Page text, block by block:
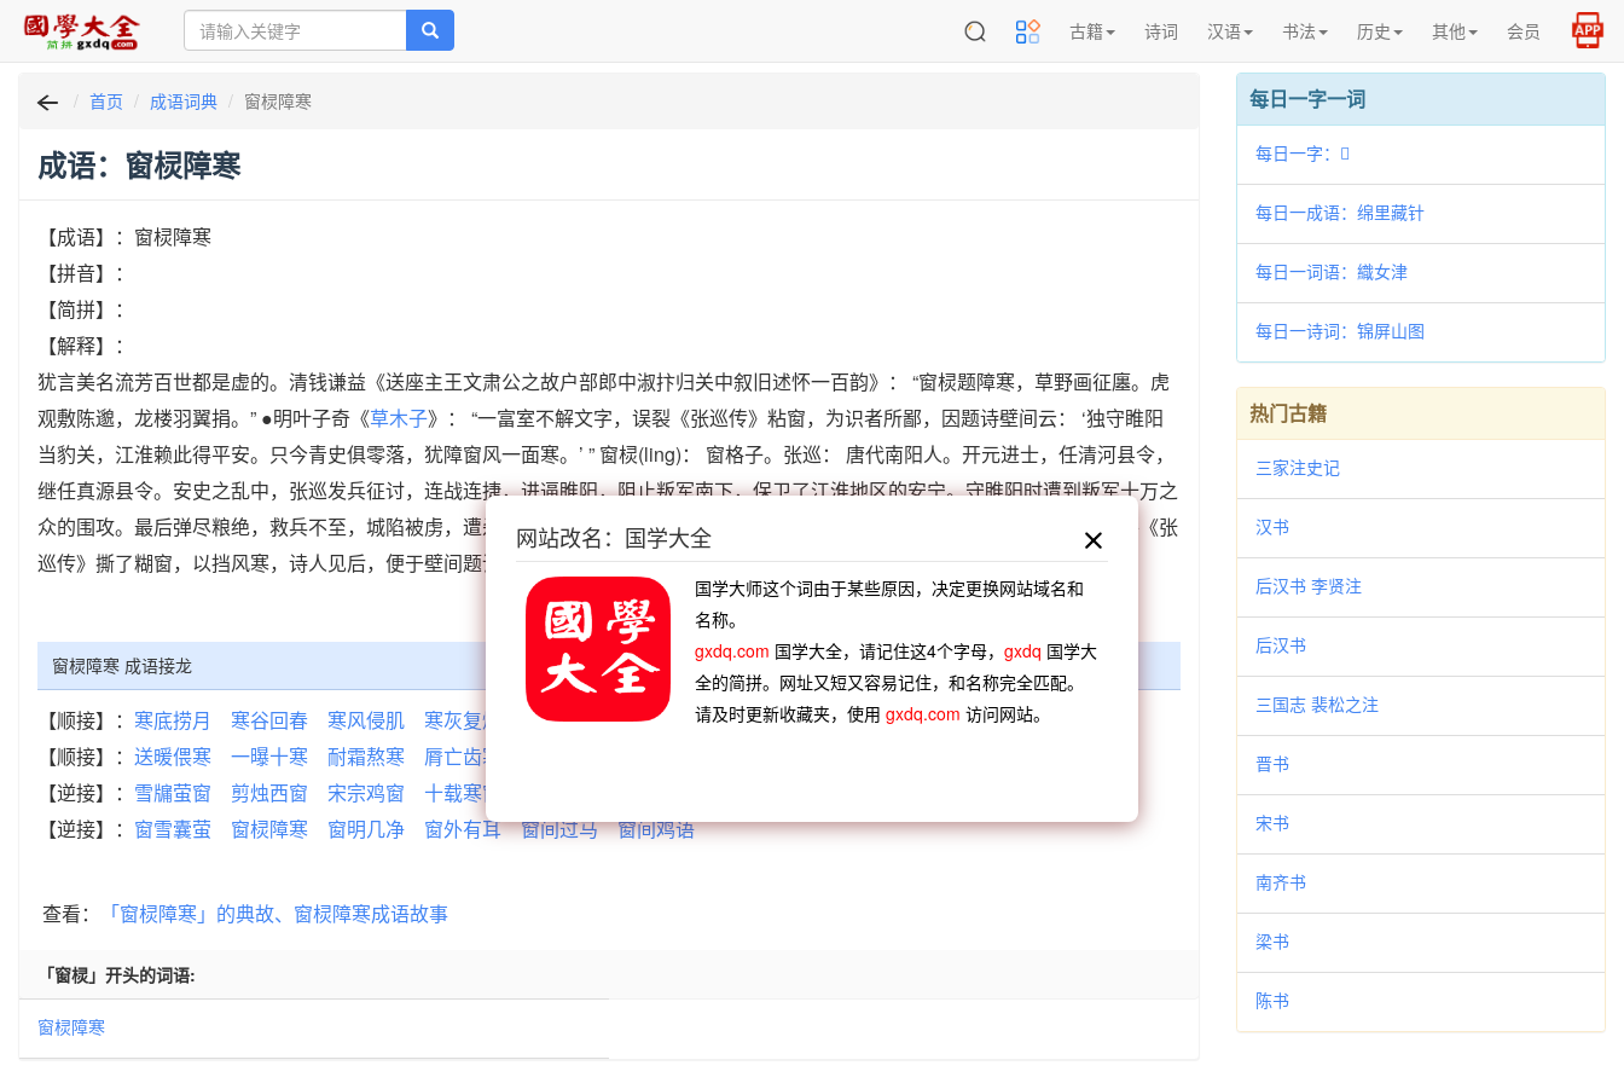
古籍 诗词 汉语 书法 历史 其他 会员
首页 成语词典 窗棂障寒
成语：窗棂障寒
【成语】：窗棂障寒
【拼音】：
【简拼】：
【解释】：
犹言美名流芳百世都是虚的。清钱谦益《送座主王文肃公之故户部郎中淑抃归关中叙旧述怀一百韵》： “窗棂题障寒，草野画征廛。虎
观敷陈邈，龙楼羽翼捐。” ●明叶子奇《草木子》： “一富室不解文字，误裂《张巡传》粘窗，为识者所鄙，因题诗壁间云： ‘独守睢阳
当豹关，江淮赖此得平安。只今青史俱零落，犹障窗风一面寒。’ ” 窗棂(ling)： 窗格子。张巡： 唐代南阳人。开元进士，任清河县令，
继任真源县令。安史之乱中，张巡发兵征讨，连战连捷，进逼睢阳，阻止叛军南下，保卫了江淮地区的安宁。守睢阳时遭到叛军十万之
众的围攻。最后弹尽粮绝，救兵不至，城陷被虏，遭杀。平定叛乱后，追封扬州大都督。唐代张巡声震一世，名载史册，后有人将《张
巡传》撕了糊窗，以挡风寒，诗人见后，便于壁间题诗，感叹张巡已被人们所淡忘。
窗棂障寒 成语接龙
【顺接】： 寒底捞月 寒谷回春 寒风侵肌 寒灰复燃 寒泉之思 寒鸱吓雏 寒心消志
寒蝉效应
【顺接】： 送暖偎寒 一曝十寒 耐霜熬寒 脣亡齿寒
【逆接】： 雪牖萤窗 剪烛西窗 宋宗鸡窗 十载寒窗
【逆接】： 窗雪囊萤 窗棂障寒 窗明几净 窗外有耳 窗间过马 窗间鸡语
查看： 「窗棂障寒」的典故、窗棂障寒成语故事
「窗棂」开头的词语:
窗棂障寒
每日一字一词
每日一字：𪠥
每日一成语：绵里藏针
每日一词语：織女津
每日一诗词：锦屏山图
热门古籍
三家注史记
汉书
后汉书 李贤注
后汉书
三国志 裴松之注
晋书
宋书
南齐书
梁书
陈书
网站改名：国学大全
国学大师这个词由于某些原因，决定更换网站域名和
名称。
gxdq.com 国学大全，请记住这4个字母， gxdq 国学大
全的简拼。网址又短又容易记住，和名称完全匹配。
请及时更新收藏夹，使用 gxdq.com 访问网站。